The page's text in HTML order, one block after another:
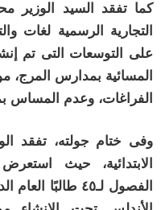
كما تفقد السيد الوزير
على التوسعات التى تم
المسائية بمدارس المرج،
الفراغات، وعدم المساس
وفى ختام جولته، تفقد
الابتدائية، حيث
الفصول لـ٤٥